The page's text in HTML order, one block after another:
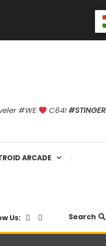
#WE C64!#STINGER
ARCADE
Us: Search